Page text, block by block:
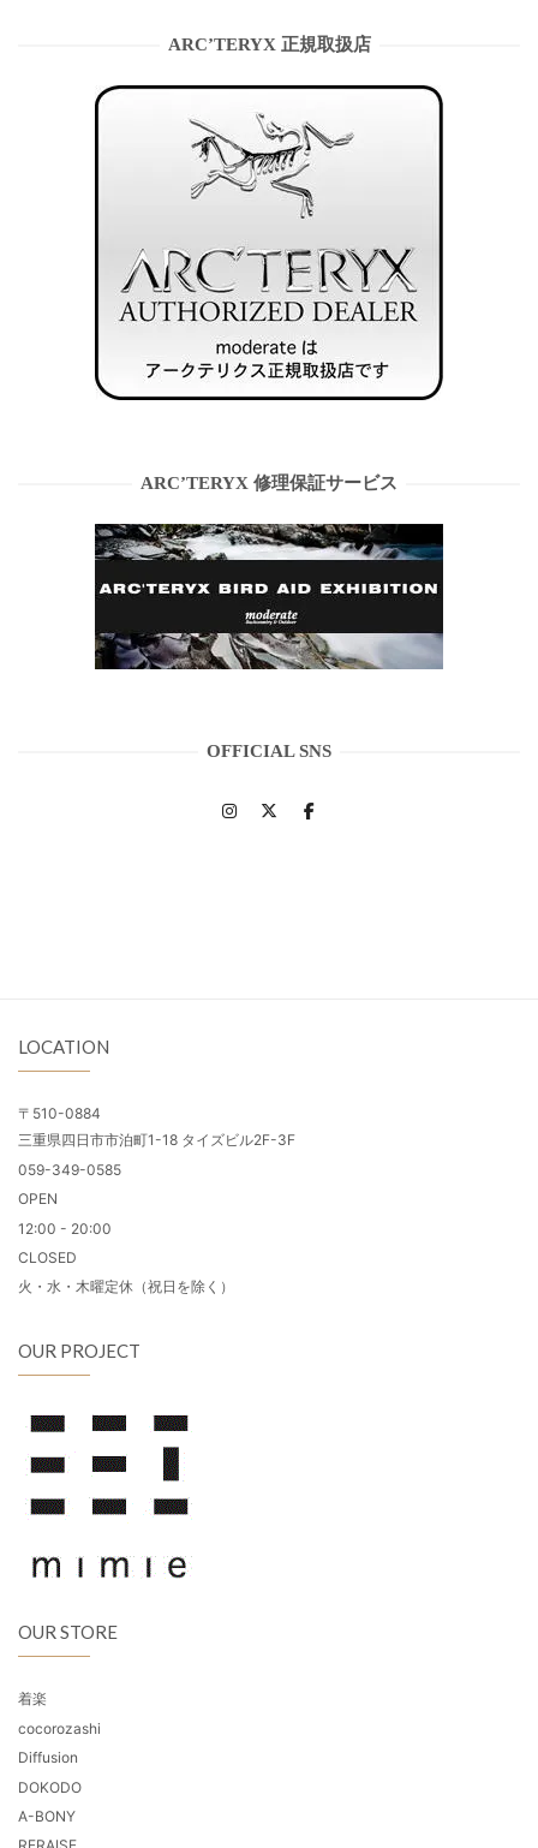
ARC’TERYX 正規取扱店
ARC’TERYX 修理保証サービス
OFFICIAL SNS
LOCATION
〒510-0884
三重県四日市市泊町1-18 タイズビル2F-3F
059-349-0585
OPEN
12:00 - 20:00
CLOSED
火・水・木曜定休（祝日を除く）
OUR PROJECT
OUR STORE
着楽
cocorozashi
Diffusion
DOKODO
A-BONY